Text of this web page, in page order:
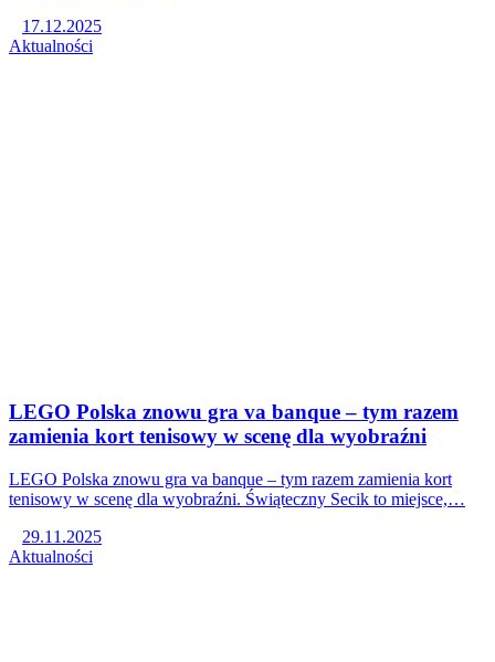
17.12.2025
Aktualności
LEGO Polska znowu gra va banque – tym razem
zamienia kort tenisowy w scenę dla wyobraźni
LEGO Polska znowu gra va banque – tym razem zamienia kort
tenisowy w scenę dla wyobraźni. Świąteczny Secik to miejsce,…
29.11.2025
Aktualności